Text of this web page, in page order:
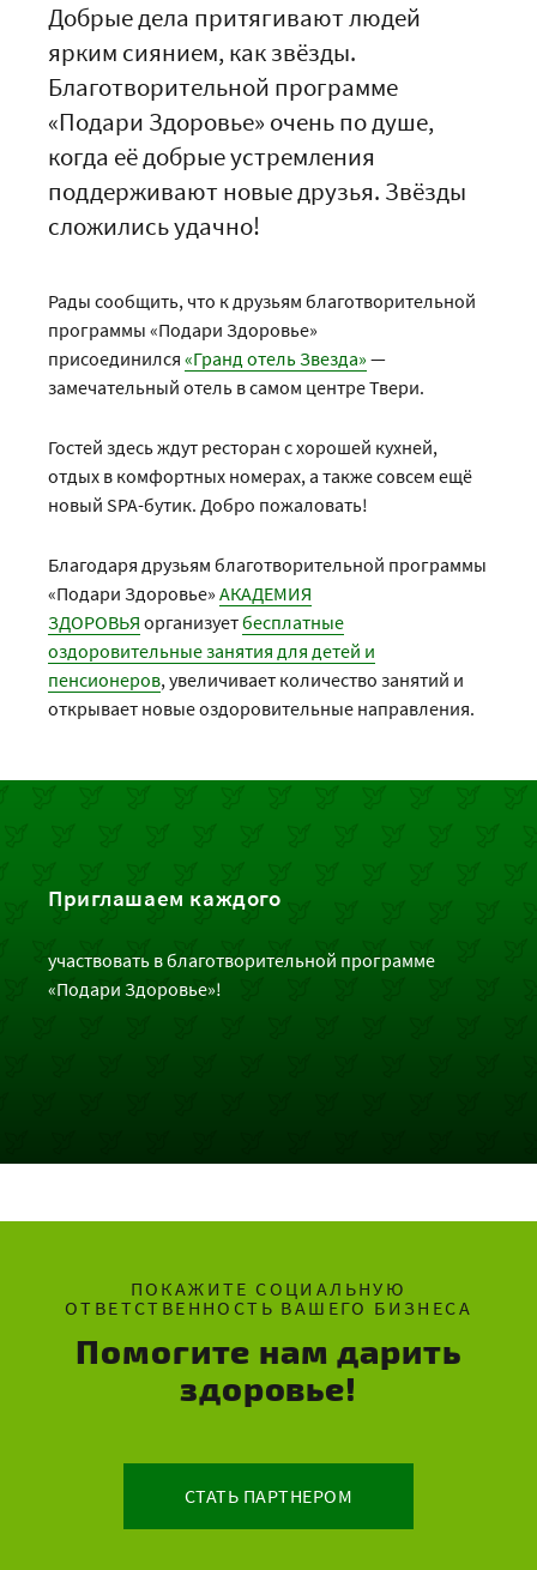
Добрые дела притягивают людей
ярким сиянием, как звёзды.
Благотворительной программе
«Подари Здоровье» очень по душе,
когда её добрые устремления
поддерживают новые друзья. Звёзды
сложились удачно!
Рады сообщить, что к друзьям благотворительной
программы «Подари Здоровье»
присоединился «Гранд отель Звезда» —
замечательный отель в самом центре Твери.
Гостей здесь ждут ресторан с хорошей кухней,
отдых в комфортных номерах, а также совсем ещё
новый SPA-бутик. Добро пожаловать!
Благодаря друзьям благотворительной программы
«Подари Здоровье» АКАДЕМИЯ
ЗДОРОВЬЯ организуетбесплатные
оздоровительные занятия для детей и
пенсионеров, увеличивает количество занятий и
открывает новые оздоровительные направления.
Приглашаем каждого
участвовать в благотворительной программе
«Подари Здоровье»!
ПОКАЖИТЕ СОЦИАЛЬНУЮ
ОТВЕТСТВЕННОСТЬ ВАШЕГО БИЗНЕСА
Помогите нам дарить
здоровье!
СТАТЬ ПАРТНЕРОМ